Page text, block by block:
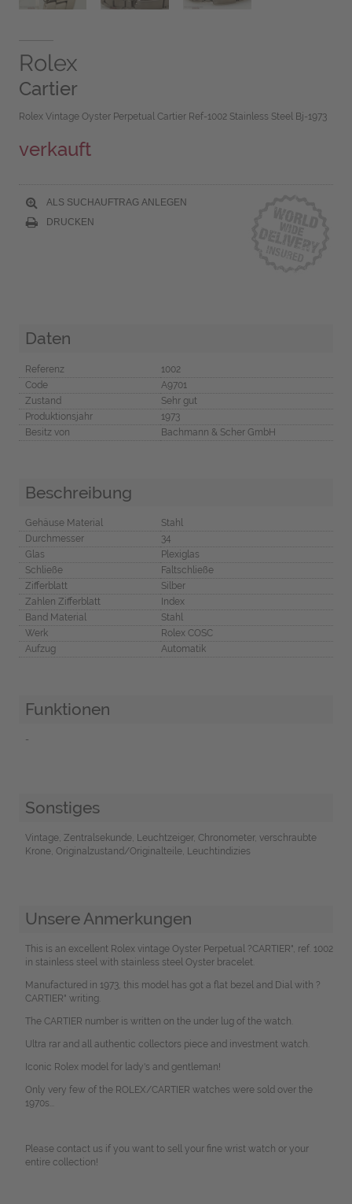
Rolex
Cartier
Rolex Vintage Oyster Perpetual Cartier Ref-1002 Stainless Steel Bj-1973
verkauft
ALS SUCHAUFTRAG ANLEGEN
DRUCKEN
Daten
Referenz
1002
Code
A9701
Zustand
Sehr gut
Produktionsjahr
1973
Besitz von
Bachmann & Scher GmbH
Beschreibung
Gehäuse Material
Stahl
Durchmesser
34
Glas
Plexiglas
Schließe
Faltschließe
Zifferblatt
Silber
Zahlen Zifferblatt
Index
Band Material
Stahl
Werk
Rolex COSC
Aufzug
Automatik
Funktionen
-
Sonstiges
Vintage, Zentralsekunde, Leuchtzeiger, Chronometer, verschraubte
Krone, Originalzustand/Originalteile, Leuchtindizies
Unsere Anmerkungen
This is an excellent Rolex vintage Oyster Perpetual ?CARTIER", ref. 1002
in stainless steel with stainless steel Oyster bracelet.
Manufactured in 1973, this model has got a flat bezel and Dial with ?
CARTIER" writing.
The CARTIER number is written on the under lug of the watch.
Ultra rar and all authentic collectors piece and investment watch.
Iconic Rolex model for lady's and gentleman!
Only very few of the ROLEX/CARTIER watches were sold over the
1970s...
Please contact us if you want to sell your fine wrist watch or your
entire collection!